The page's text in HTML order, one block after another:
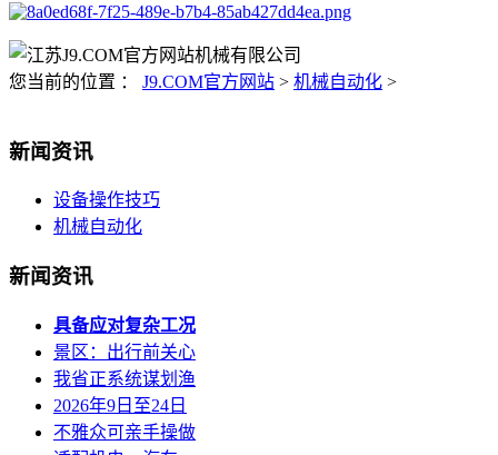
您当前的位置 ： J9.COM官方网站 > 机械自动化 >
新闻资讯
设备操作技巧
机械自动化
新闻资讯
具备应对复杂工况
景区：出行前关心
我省正系统谋划渔
2026年9日至24日
不雅众可亲手操做